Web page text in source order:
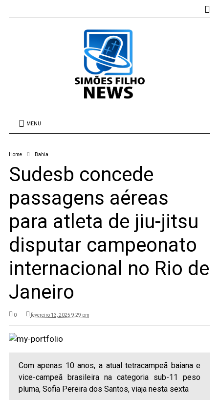
MENU
Home Bahia
Sudesb concede
passagens aéreas
para atleta de jiu-jitsu
disputar campeonato
internacional no Rio de
Janeiro
0 fevereiro 13, 2025 9:29 pm
Com apenas 10 anos, a atual tetracampeã baiana e
vice-campeã brasileira na categoria sub-11 peso
pluma, Sofia Pereira dos Santos, viaja nesta sexta